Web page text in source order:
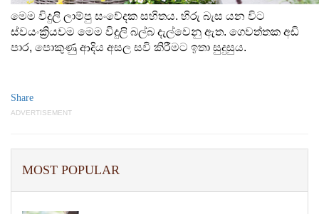
මෙම විදුලි ලාම්පු සංවේදක සහිතය. හිරු බැස යන විට
ස්වයංක්‍රියවම මෙම විදුලි බල්බ දැල්වෙනු ඇත. ගෙවත්තක අඩි
පාර, පොකුණු ආදිය අසල සවි කිරීමට ඉතා සුදුසුය.
Share
ADVERTISEMENT
MOST POPULAR